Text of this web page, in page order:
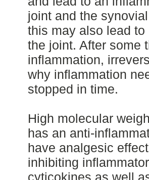
joint and the
this may also lead
the joint. After some
inflammation,
why inflammation
stopped in time.
High molecular
has an anti-
have analgesic
inhibiting
cyticokines as well